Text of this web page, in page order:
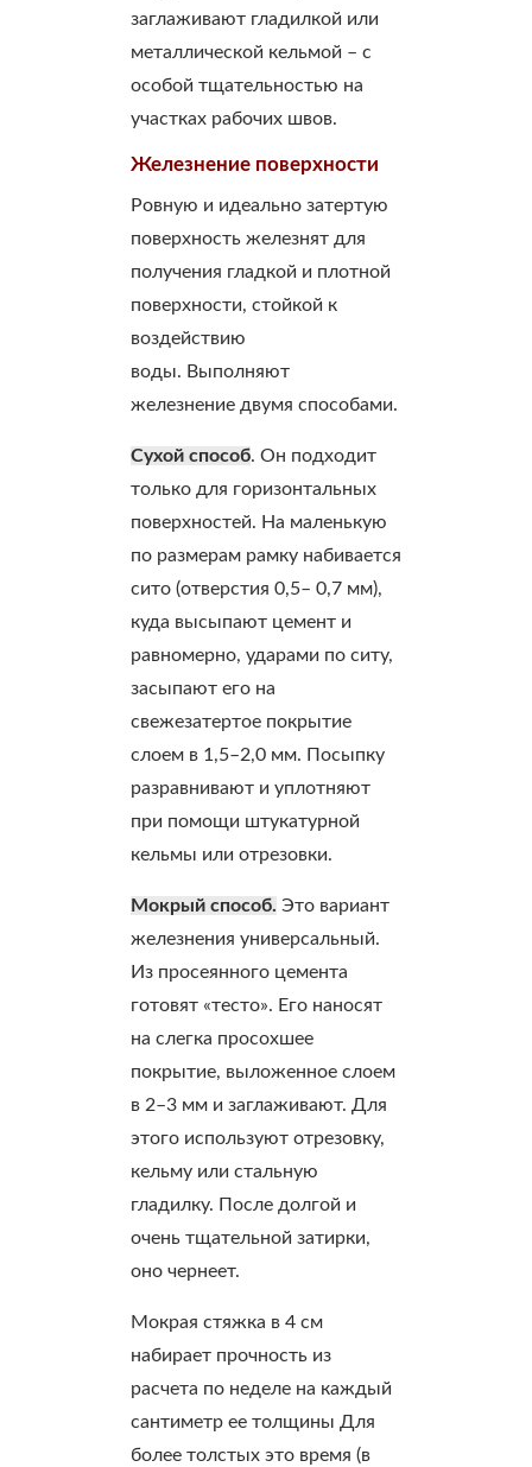
заглаживают гладилкой или
металлической кельмой – с
особой тщательностью на
участках рабочих швов.
Железнение поверхности
Ровную и идеально затертую
поверхность железнят для
получения гладкой и плотной
поверхности, стойкой к
воздействию
воды. Выполняют
железнение двумя способами.
Сухой способ. Он подходит
только для горизонтальных
поверхностей. На маленькую
по размерам рамку набивается
сито (отверстия 0,5– 0,7 мм),
куда высыпают цемент и
равномерно, ударами по ситу,
засыпают его на
свежезатертое покрытие
слоем в 1,5–2,0 мм. Посыпку
разравнивают и уплотняют
при помощи штукатурной
кельмы или отрезовки.
Мокрый способ. Это вариант
железнения универсальный.
Из просеянного цемента
готовят «тесто». Его наносят
на слегка просохшее
покрытие, выложенное слоем
в 2–3 мм и заглаживают. Для
этого используют отрезовку,
кельму или стальную
гладилку. После долгой и
очень тщательной затирки,
оно чернеет.
Мокрая стяжка в 4 см
набирает прочность из
расчета по неделе на каждый
сантиметр ее толщины Для
более толстых это время (в